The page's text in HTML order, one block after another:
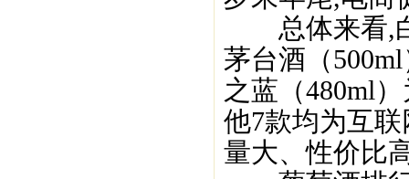
总体来看,白
茅台酒（
之蓝（480ml
他7款均为互
量大、性价比